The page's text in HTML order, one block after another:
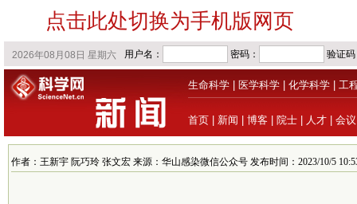
点击此处切换为手机版网页
生命科学 医学科学 化学科学 工
首页 新闻 博客 院士 人才 会议
作者：王新宇 阮巧玲 张文宏 来源：华山感染微信公众号 发布时间：2023/10/5